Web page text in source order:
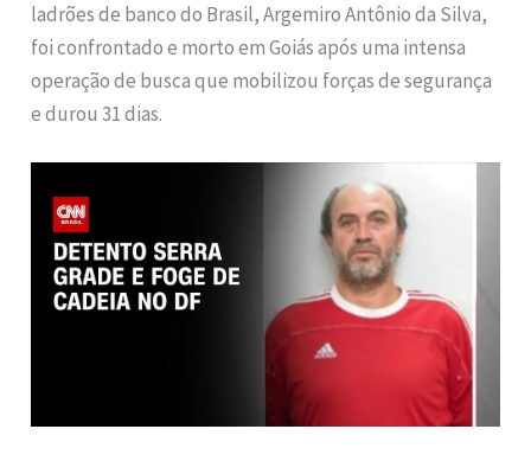
ladrões de banco do Brasil, Argemiro Antônio da Silva,
foi confrontado e morto em Goiás após uma intensa
operação de busca que mobilizou forças de segurança
e durou 31 dias.